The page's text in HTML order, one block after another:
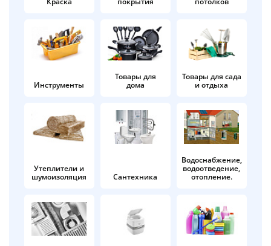
Инструменты
Товары для
дома
Товары для сада
и отдыха
Утеплители и
шумоизоляция
Сантехника
Водоснабжение,
водоотведение,
отопление.
в корзину
Оплачивайте сегодня только
25% картой любого банка
Получайте товар
выбранный способом
Оставшиеся
% будут
по25%каждые 2 недели